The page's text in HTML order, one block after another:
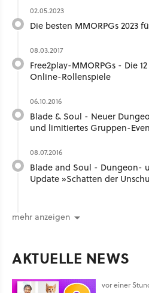
02.05.2023
Die besten MMORPGs 2023
08.03.2017
Free2play-MMORPGs - Die
Online-Rollenspiele
06.10.2016
Blade & Soul - Neuer
und limitiertes Gruppen-
08.07.2016
Blade and Soul - Dungeon-
Update »Schatten der
mehr anzeigen
AKTUELLE NEWS
vor einer